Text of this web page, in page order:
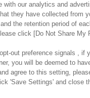
食品のご提供に
our analytics and
they have collected from
the retention period of
click [Do Not Share
out preference signals , if
you will be deemed to
agree to this setting,
'Save Settings' and close